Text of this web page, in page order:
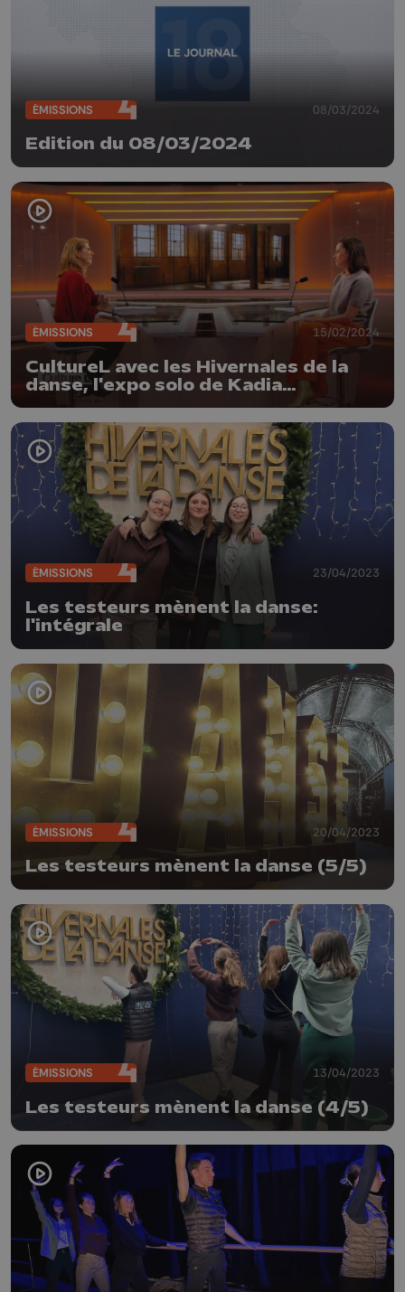
ÉMISSIONS 08/03/2024
Edition du 08/03/2024
ÉMISSIONS 15/02/2024
CultureL avec les Hivernales de la
danse, l'expo solo de Kadia
Doumbouya et l'Ensemble Hopper
ÉMISSIONS 23/04/2023
Les testeurs mènent la danse:
l'intégrale
ÉMISSIONS 20/04/2023
Les testeurs mènent la danse (5/5)
ÉMISSIONS 13/04/2023
Les testeurs mènent la danse (4/5)